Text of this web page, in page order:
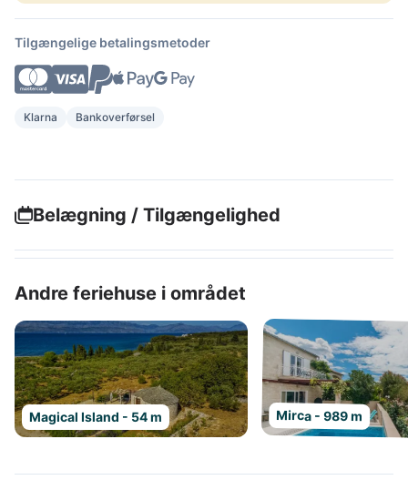
Tilgængelige betalingsmetoder
Klarna Bankoverførsel
Belægning / Tilgængelighed
Andre feriehuse i området
Magical Island - 54 m Mirca - 989 m